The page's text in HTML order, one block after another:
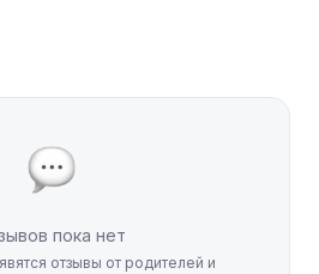
пока нет
отзывы от родителей и